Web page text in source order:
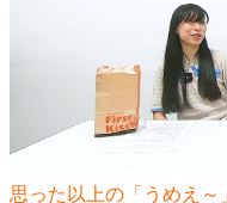
思った以上の「うめえ